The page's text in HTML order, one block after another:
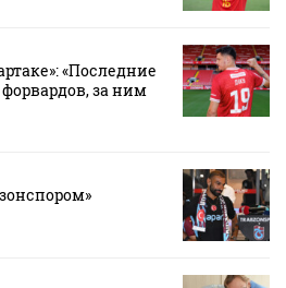
«Последние
за ним